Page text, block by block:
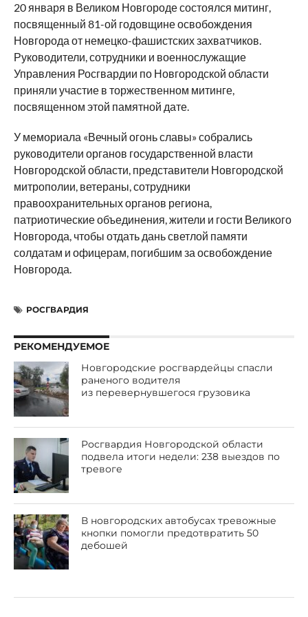
20 января в Великом Новгороде состоялся митинг,
посвященный 81-ой годовщине освобождения
Новгорода от немецко-фашистских захватчиков.
Руководители, сотрудники и военнослужащие
Управления Росгвардии по Новгородской области
приняли участие в торжественном митинге,
посвященном этой памятной дате.
У мемориала «Вечный огонь славы» собрались
руководители органов государственной власти
Новгородской области, представители Новгородской
митрополии, ветераны, сотрудники
правоохранительных органов региона,
патриотические объединения, жители и гости Великого
Новгорода, чтобы отдать дань светлой памяти
солдатам и офицерам, погибшим за освобождение
Новгорода.
РОСГВАРДИЯ
РЕКОМЕНДУЕМОЕ
Новгородские росгвардейцы спасли
раненого водителя
из перевернувшегося грузовика
Росгвардия Новгородской области
подвела итоги недели: 238 выездов по
тревоге
В новгородских автобусах тревожные
кнопки помогли предотвратить 50
дебошей